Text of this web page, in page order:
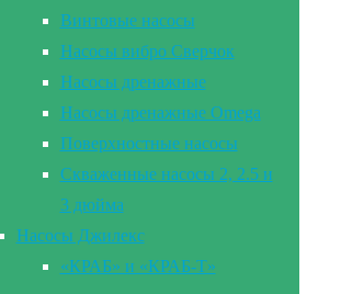
Винтовые насосы
Насосы вибро Сверчок
Насосы дренажные
Насосы дренажные Omega
Поверхностные насосы
Скваженные насосы 2, 2.5 и
3 дюйма
Насосы Джилекс
«КРАБ» и «КРАБ-Т»